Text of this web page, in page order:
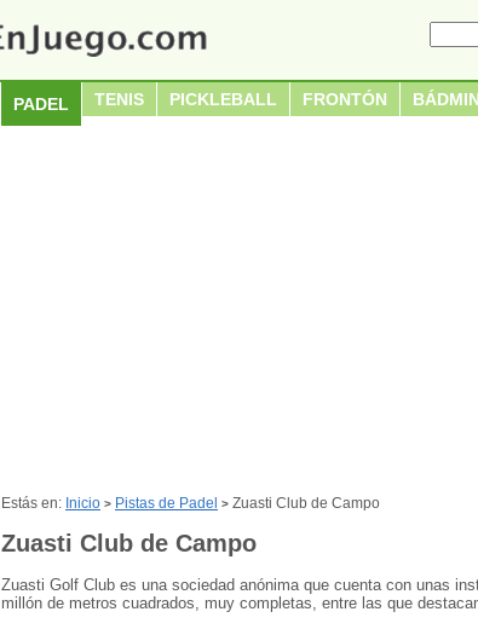
PADEL TENIS PICKLEBALL FRONTÓN
Estás en: Inicio > Pistas de Padel > Zuasti Club de Campo
Zuasti Club de Campo
Zuasti Golf Club es una sociedad anónima que cuenta con unas
millón de metros cuadrados, muy completas, entre las que